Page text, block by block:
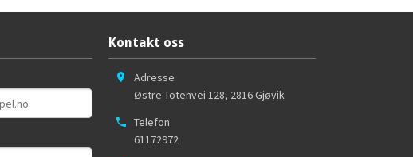
Kontakt oss
Adresse
Østre Totenvei 128, 2816Gjøvik
Telefon
61172972